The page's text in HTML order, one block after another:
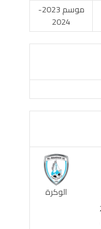
موسم 2023-
2024
الوكرة